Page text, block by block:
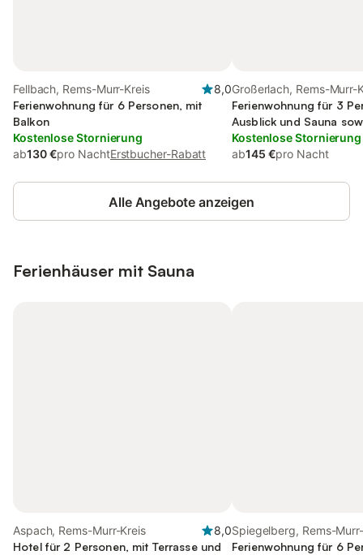
Fellbach, Rems-Murr-Kreis
8,0
Ferienwohnung für 6 Personen, mit
Balkon
Kostenlose Stornierung
ab130 €pro NachtErstbucher-Rabatt
Großerlach, Rems-Murr-
Ferienwohnung für 3
Ausblick und Sauna
Balkon
Kostenlose Stornierung
ab145 €pro Nacht
Alle Angebote anzeigen
Ferienhäuser mit Sauna
Aspach, Rems-Murr-Kreis
8,0
Hotel für 2 Personen, mit Terrasse und
Spiegelberg, Rems-
Ferienwohnung für 6